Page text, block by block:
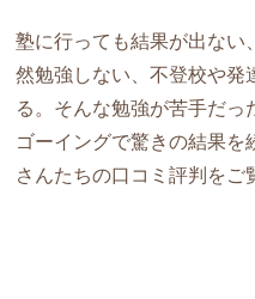
塾に行っても結果が出ない
然勉強しない、不登校や発
る。そんな勉強が苦手だ
ゴーイングで驚きの結果を
さんたちの口コミ評判をご